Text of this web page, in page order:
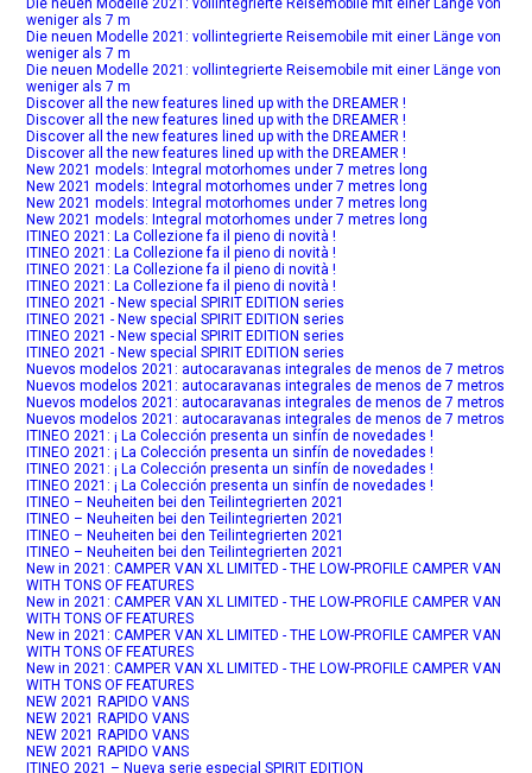
weniger als 7 m
Die neuen Modelle 2021: vollintegrierte Reisemobile mit einer Länge von
weniger als 7 m
Die neuen Modelle 2021: vollintegrierte Reisemobile mit einer Länge von
weniger als 7 m
Discover all the new features lined up with the DREAMER !
Discover all the new features lined up with the DREAMER !
Discover all the new features lined up with the DREAMER !
Discover all the new features lined up with the DREAMER !
New 2021 models: Integral motorhomes under 7 metres long
New 2021 models: Integral motorhomes under 7 metres long
New 2021 models: Integral motorhomes under 7 metres long
New 2021 models: Integral motorhomes under 7 metres long
ITINEO 2021: La Collezione fa il pieno di novità !
ITINEO 2021: La Collezione fa il pieno di novità !
ITINEO 2021: La Collezione fa il pieno di novità !
ITINEO 2021: La Collezione fa il pieno di novità !
ITINEO 2021 - New special SPIRIT EDITION series
ITINEO 2021 - New special SPIRIT EDITION series
ITINEO 2021 - New special SPIRIT EDITION series
ITINEO 2021 - New special SPIRIT EDITION series
Nuevos modelos 2021: autocaravanas integrales de menos de 7 metros
Nuevos modelos 2021: autocaravanas integrales de menos de 7 metros
Nuevos modelos 2021: autocaravanas integrales de menos de 7 metros
Nuevos modelos 2021: autocaravanas integrales de menos de 7 metros
ITINEO 2021: ¡ La Colección presenta un sinfín de novedades !
ITINEO 2021: ¡ La Colección presenta un sinfín de novedades !
ITINEO 2021: ¡ La Colección presenta un sinfín de novedades !
ITINEO 2021: ¡ La Colección presenta un sinfín de novedades !
ITINEO – Neuheiten bei den Teilintegrierten 2021
ITINEO – Neuheiten bei den Teilintegrierten 2021
ITINEO – Neuheiten bei den Teilintegrierten 2021
ITINEO – Neuheiten bei den Teilintegrierten 2021
New in 2021: CAMPER VAN XL LIMITED - THE LOW-PROFILE CAMPER VAN
WITH TONS OF FEATURES
New in 2021: CAMPER VAN XL LIMITED - THE LOW-PROFILE CAMPER VAN
WITH TONS OF FEATURES
New in 2021: CAMPER VAN XL LIMITED - THE LOW-PROFILE CAMPER VAN
WITH TONS OF FEATURES
New in 2021: CAMPER VAN XL LIMITED - THE LOW-PROFILE CAMPER VAN
WITH TONS OF FEATURES
NEW 2021 RAPIDO VANS
NEW 2021 RAPIDO VANS
NEW 2021 RAPIDO VANS
NEW 2021 RAPIDO VANS
ITINEO 2021 – Nueva serie especial SPIRIT EDITION